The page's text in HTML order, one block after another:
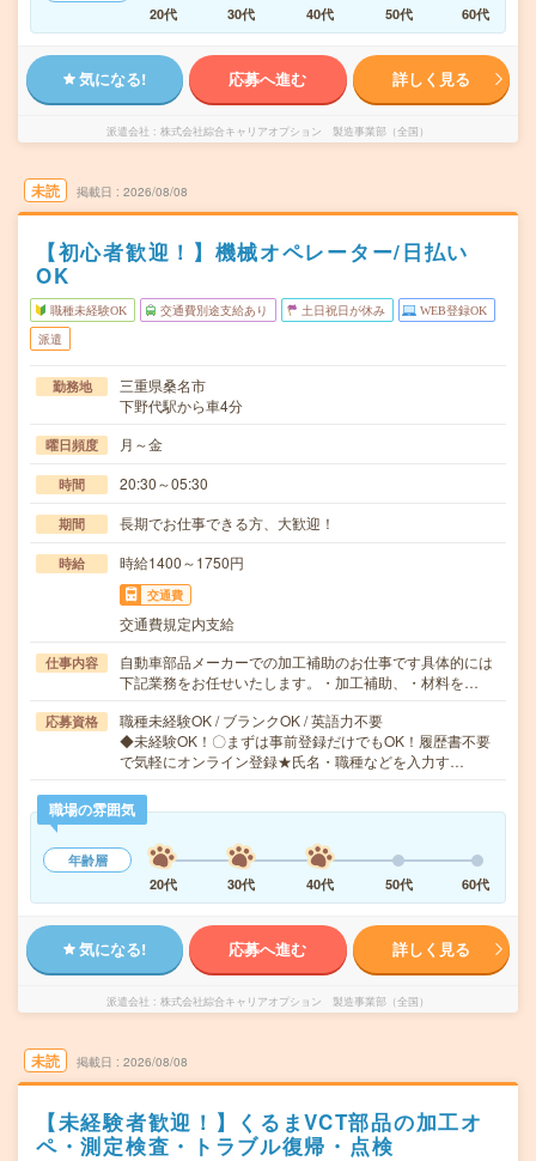
20代
30代 40代 50代 60代
気になる! 応募へ進む 詳しく見る
派遣会社 株式会社綜合キャリアオプション 製造事業部（全国）
未読 掲載日 2026/08/08
【初心者歓迎！】機械オペレーター/日払い
OK
職種未経験OK 交通費別途支給あり 土日祝日が休み WEB登録OK
派遣
勤務地
三重県桑名市
下野代駅から車4分
曜日頻度 月～金
時間 20:30～05:30
期間 長期でお仕事できる方、大歓迎！
時給 時給1400～1750円
交通費
交通費規定内支給
仕事内容
自動車部品メーカーでの加工補助のお仕事です具体的には
下記業務をお任せいたします。・加工補助、・材料を…
応募資格
職種未経験OK / ブランクOK / 英語力不要
◆未経験OK！〇まずは事前登録だけでもOK！履歴書不要
で気軽にオンライン登録★氏名・職種などを入力す…
職場の雰囲気
年齢層
20代
30代 40代 50代 60代
気になる! 応募へ進む 詳しく見る
派遣会社 株式会社綜合キャリアオプション 製造事業部（全国）
未読 掲載日 2026/08/08
【未経験者歓迎！】くるまVCT部品の加工オ
ペ・測定検査・トラブル復帰・点検